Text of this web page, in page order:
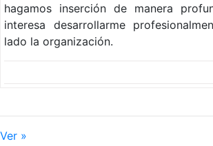
hagamos inserción de manera
interesa desarrollarme
lado la organización.
Ver »